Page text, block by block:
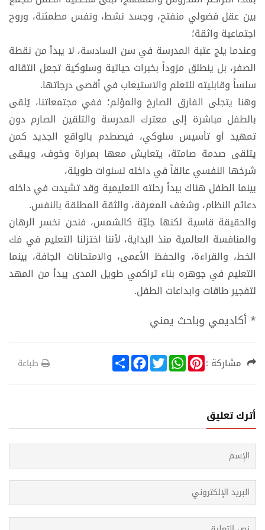
بين عقل فضولي منفتح، وجسد نشط، ونفس مطمئنة، وروح
اجتماعية واثقة؛
وعندما يلج عتبة المدرسة في سن السادسة، لا يبدأ من نقطة
الصفر، بل ينطلق مزوداً بخبرات حياتية وسلوكية تجعل انتقاله
سلساً وقابليته للتعلم والاستيعاب في أقصى درجاتها.
وهنا يتجلى الفارق الصارخ والمؤلم؛ ففي مجتمعاتنا، يُلقى
بالطفل مباشرة إلى معترك المدرسة والتلقين الصارم دون
تمهيد أو تأسيس سلوكي، فيصطدم بالواقع الجديد كمن
يتلقى صدمة صامتة، يتعايش معها بمرارة وخوف، ويبقى
شرخها النفسي عالقاً في داخله لسنوات طويلة،
بينما الطفل هناك يبدأ رحلته التعليمية وقد تشيدت في داخله
دعائم النظام، وشغف المعرفة، والثقة المطلقة بالنفس.
والحقيقة قاسية لكنها جليّة كالشمس، فنحن نخسر الرهان
والمنافسة العالمية منذ البداية، لأننا اختزلنا التعليم في فك
الخط، والقراءة، والحفظ الأعمى، والامتحانات الجافة، بينما
التعليم في جوهره بناء تراكمي طويل المدى يبدأ من المهد
لتفجير طاقات وابداعات الطفل.
* أكاديمي وباحث يمني
مشاركة : S
h
F
a
k
T
w
W
h
p
P
i
s
طباعة
أترك تعليق